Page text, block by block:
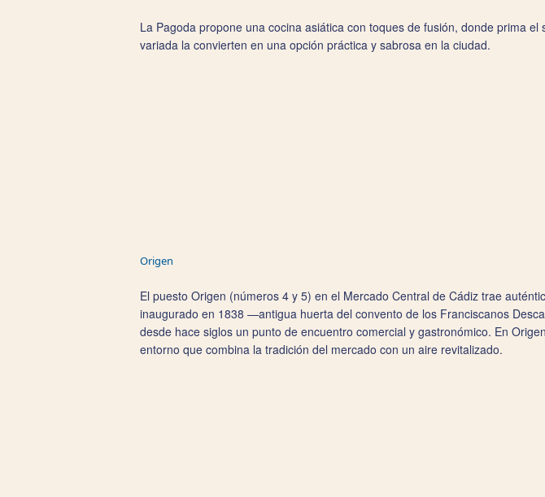
La Pagoda propone una cocina asiática con toques de fusión, donde prima
variada la convierten en una opción práctica y sabrosa en la ciudad.
Origen
El puesto Origen (números 4 y 5) en el Mercado Central de Cádiz trae
inaugurado en 1838 —antigua huerta del convento de los Franciscanos
desde hace siglos un punto de encuentro comercial y gastronómico. En
entorno que combina la tradición del mercado con un aire revitalizado.